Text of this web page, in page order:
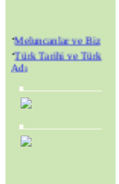
·Meluncanlar ve Biz
·Türk Tarihi ve Türk
Adı
Hristiyanlar Cemiyeti
(Y.M.C.A.) ve
SEVR YASALARI
MECLİS’TEN